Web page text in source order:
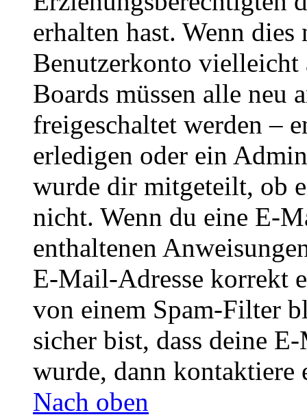
erhalten hast. Wenn
Benutzerkonto
Boards müssen alle neu
freigeschaltet werden –
erledigen oder ein
wurde dir mitgeteilt, ob
nicht. Wenn du eine E-
enthaltenen
E-Mail-Adresse korrekt
von einem Spam-Filter
sicher bist, dass deine
wurde, dann kontaktiere
Nach oben